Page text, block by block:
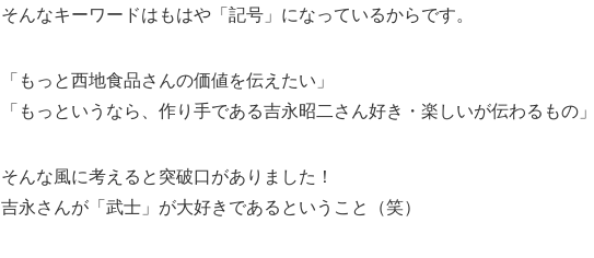
そんなキーワードはもはや「記号」になっているからです。
「もっと西地食品さんの価値を伝えたい」
「もっというなら、作り手である吉永昭二さん好き・楽しいが伝わるもの」
そんな風に考えると突破口がありました！
吉永さんが「武士」が大好きであるということ（笑）